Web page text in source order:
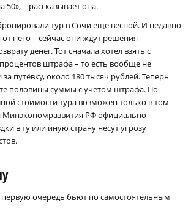
50», – рассказывает она.
тур в Сочи ещё весной. И недавно
него – сейчас они ждут решения
денег. Тот сначала хотел взять с
штрафа – то есть вообще не
путёвку, около 180 тысяч рублей. Теперь
половины суммы с учётом штрафа. По
стоимости тура возможен только в том
Мин­экономразвития РФ официально
в ту или иную страну несут угрозу
очередь бьют по самостоятельным